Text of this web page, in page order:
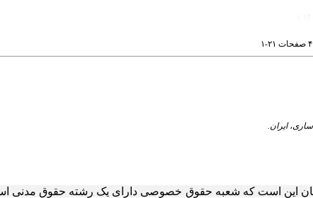
ایران.
این است که شعبه حقوق خصوصی دارای یک رشته حقوق مدنی